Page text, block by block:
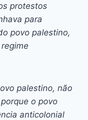
protestos
para
povo palestino,
palestino, não
o povo
anticolonial